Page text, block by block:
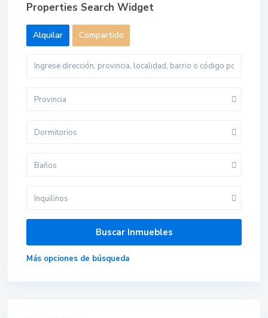
Properties Search Widget
Alquilar Compartido
Provincia
Dormitorios
Baños
Inquilinos
Más opciones de búsqueda